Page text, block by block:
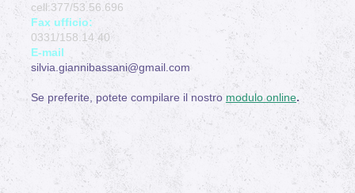
cell:377/53.56.696
Fax ufficio:
0331/158.14.40
E-mail
silvia.giannibassani@gmail.com
Se preferite, potete compilare il nostro modulo online.